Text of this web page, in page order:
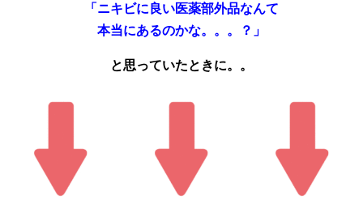
「ニキビに良い医薬部外品なんて
本当にあるのかな。。。？」
と思っていたときに。。